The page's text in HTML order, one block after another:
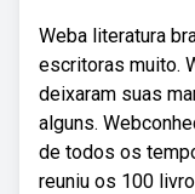
Weba literatura
escritoras muito.
deixaram suas
alguns.
de todos os
reuniu os 100